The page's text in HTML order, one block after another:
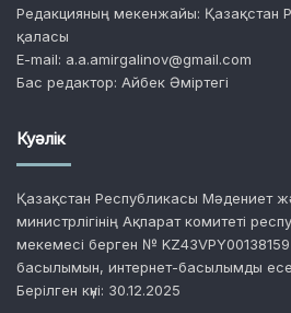
Редакцияның мекенжайы: Қазақстан
қаласы
E-mail: a.a.amirgalinov@gmail.com
Бас редактор: Айбек Әміртегі
Куәлік
Қазақстан Республикасы Мәдениет
министрлігінің Ақпарат комитеті
мекемесі берген №
басылымын, интернет-басылымды
Берілген күні: 30.12.2025